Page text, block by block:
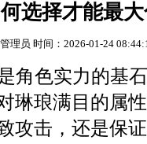
选择才能最
理员 时间：2026-01-24
角色实力的基
琳琅满目的属
攻击，还是保